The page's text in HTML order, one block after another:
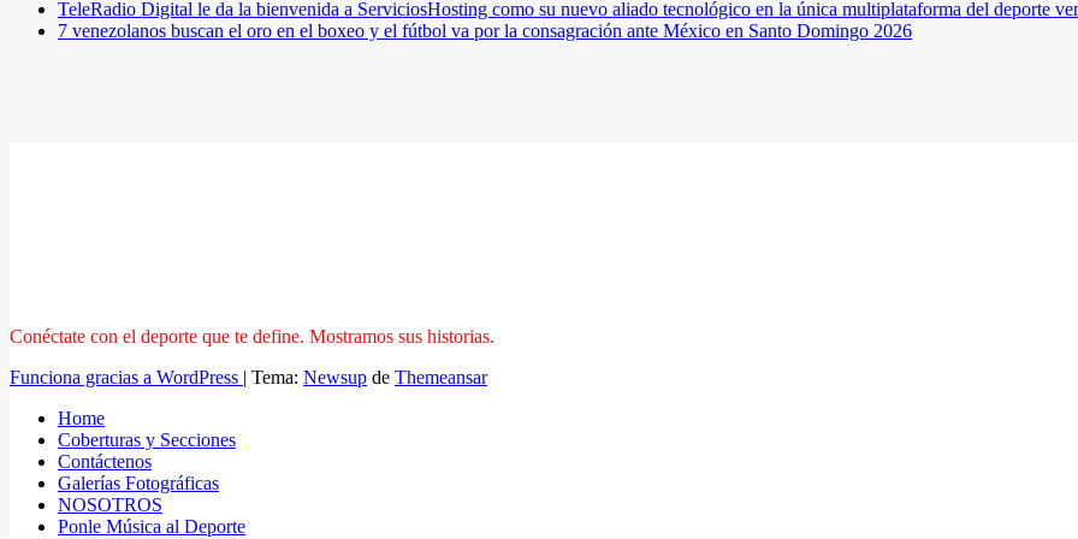
TeleRadio Digital le da la bienvenida a ServiciosHosting como su nuevo aliado tecnológico en la única multiplataforma del deporte
7 venezolanos buscan el oro en el boxeo y el fútbol va por la consagración ante México en Santo Domingo 2026
Conéctate con el deporte que te define. Mostramos sus historias.
Funciona gracias a WordPress | Tema: Newsup de Themeansar
Home
Coberturas y Secciones
Contáctenos
Galerías Fotográficas
NOSOTROS
Ponle Música al Deporte